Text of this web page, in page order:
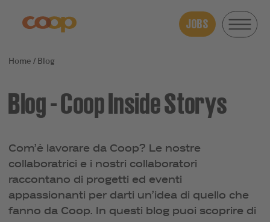
JOBS
Blog
Blog - Coop Inside Storys
Com’è lavorare da Coop? Le nostre
collaboratrici e i nostri collaboratori
raccontano di progetti ed eventi
appassionanti per darti un’idea di quello che
fanno da Coop. In questi blog puoi scoprire di